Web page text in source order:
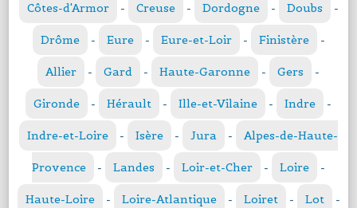
Côtes-d'Armor - Creuse - Dordogne - Doubs -
Drôme - Eure - Eure-et-Loir - Finistère -
Allier - Gard - Haute-Garonne - Gers -
Gironde - Hérault - Ille-et-Vilaine - Indre -
Indre-et-Loire - Isère - Jura - Alpes-de-Haute-
Provence - Landes - Loir-et-Cher - Loire -
Haute-Loire - Loire-Atlantique - Loiret - Lot -